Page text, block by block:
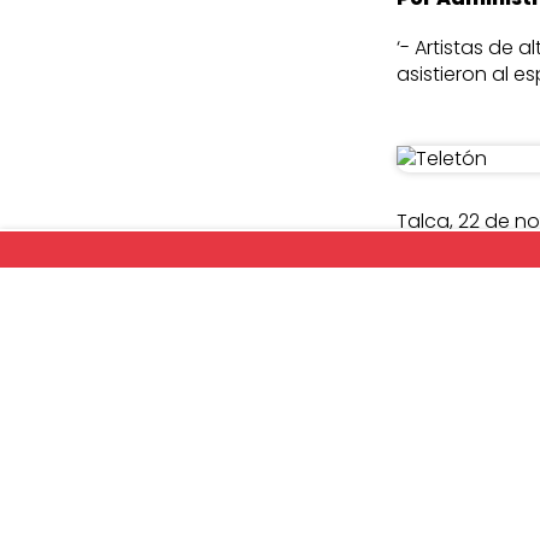
‘- Artistas de
asistieron al
Talca, 22 de
y Ariel Jara.
de diciembre.